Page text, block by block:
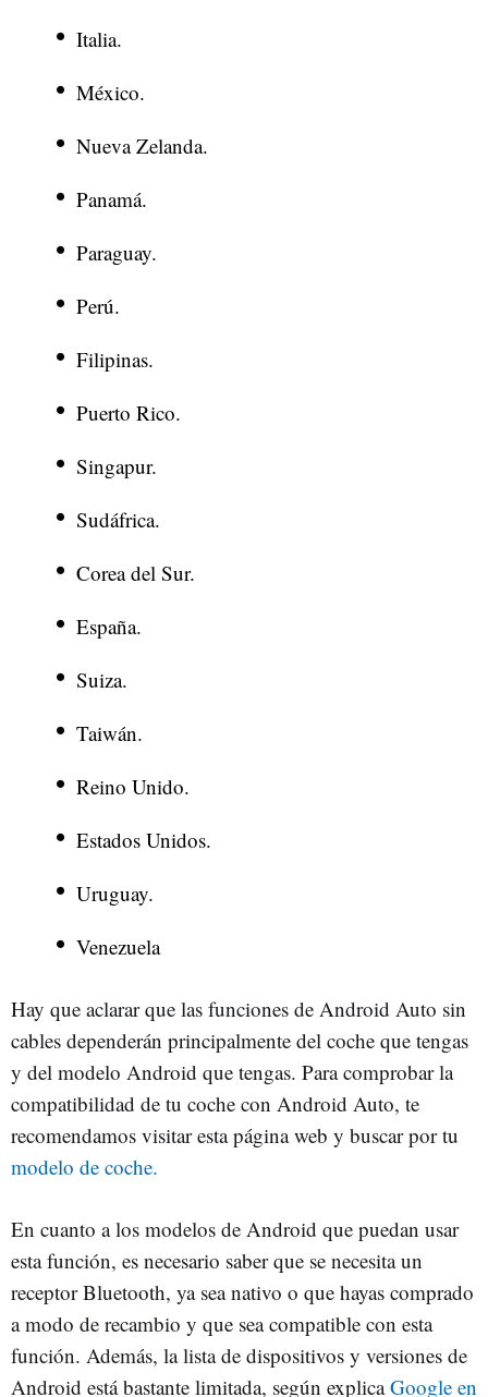
Italia.
México.
Nueva Zelanda.
Panamá.
Paraguay.
Perú.
Filipinas.
Puerto Rico.
Singapur.
Sudáfrica.
Corea del Sur.
España.
Suiza.
Taiwán.
Reino Unido.
Estados Unidos.
Uruguay.
Venezuela
Hay que aclarar que las funciones de Android Auto sin
cables dependerán principalmente del coche que tengas
y del modelo Android que tengas. Para comprobar la
compatibilidad de tu coche con Android Auto, te
recomendamos visitar esta página web y buscar por tu
modelo de coche.
En cuanto a los modelos de Android que puedan usar
esta función, es necesario saber que se necesita un
receptor Bluetooth, ya sea nativo o que hayas comprado
a modo de recambio y que sea compatible con esta
función. Además, la lista de dispositivos y versiones de
Android está bastante limitada, según explicaGoogle en